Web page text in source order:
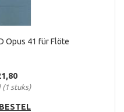
Opus 41 für Flöte
stuks)